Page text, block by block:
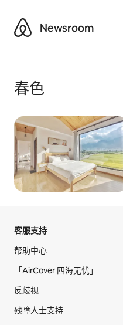
AirbnbNewsroom
春色
客服支持
帮助中心
「AirCover 四海无忧」
反歧视
残障人士支持